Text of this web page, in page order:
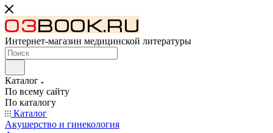
Интернет-магазин медицинской литературы
Каталог
По всему сайту
По каталогу
Каталог
Акушерство и гинекология